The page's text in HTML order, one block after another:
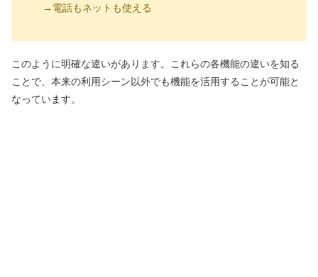
→電話もネットも使える
このように明確な違いがあります。これらの各機能の違いを知る
ことで、本来の利用シーン以外でも機能を活用することが可能と
なっています。